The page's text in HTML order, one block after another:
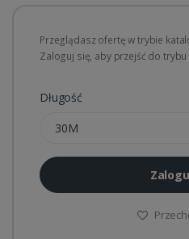
Przeglądasz ofertę w trybie
Zaloguj się, aby przejść do
Długość
30M